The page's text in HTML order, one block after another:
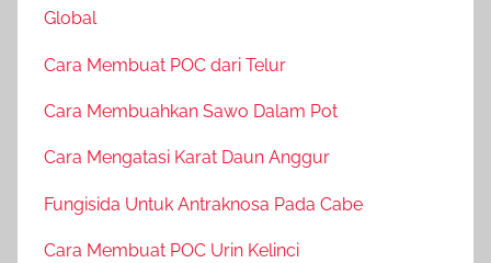
Global
Cara Membuat POC dari Telur
Cara Membuahkan Sawo Dalam Pot
Cara Mengatasi Karat Daun Anggur
Fungisida Untuk Antraknosa Pada Cabe
Cara Membuat POC Urin Kelinci